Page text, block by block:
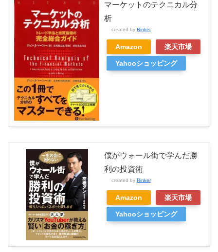
マーケットのテクニカル分
析
created by Rinker
Amazon 楽天市場
Yahooショッピング
僕がウォール街で学んだ勝
利の投資術
created by Rinker
Amazon 楽天市場
Yahooショッピング